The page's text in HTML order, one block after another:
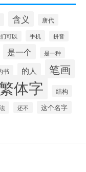
含义 唐代
可以 手机 拼音
是一个 是一种
书 的人 笔画
繁体字 结构
还不 这个名字